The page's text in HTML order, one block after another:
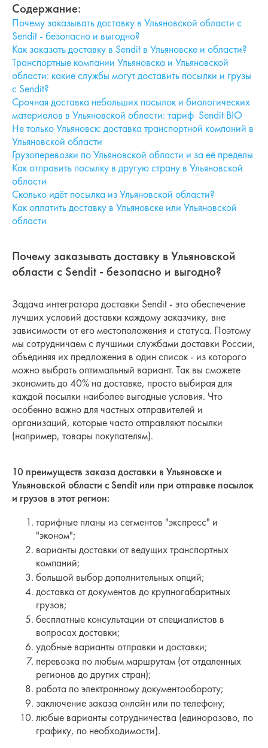
Содержание:
Почему заказывать доставку в Ульяновской области с
Sendit - безопасно и выгодно?
Как заказать доставку в Sendit в Ульяновске и области?
Транспортные компании Ульяновска и Ульяновской
области: какие службы могут доставить посылки и грузы
с Sendit?
Срочная доставка небольших посылок и биологических
материалов в Ульяновской области: тариф Sendit BIO
Не только Ульяновск: доставка транспортной компаний в
Ульяновской области
Грузоперевозки по Ульяновской области и за её пределы
Как отправить посылку в другую страну в Ульяновской
области
Сколько идёт посылка из Ульяновской области?
Как оплатить доставку в Ульяновске или Ульяновской
области
Почему заказывать доставку в Ульяновской
области с Sendit - безопасно и выгодно?
Задача интегратора доставки Sendit - это обеспечение
лучших условий доставки каждому заказчику, вне
зависимости от его местоположения и статуса. Поэтому
мы сотрудничаем с лучшими службами доставки России,
объединяя их предложения в один список - из которого
можно выбрать оптимальный вариант. Так вы сможете
экономить до 40% на доставке, просто выбирая для
каждой посылки наиболее выгодные условия. Что
особенно важно для частных отправителей и
организаций, которые часто отправляют посылки
(например, товары покупателям).
10 преимуществ заказа доставки в Ульяновске и
Ульяновской области с Sendit или при отправке посылок
и грузов в этот регион:
тарифные планы из сегментов "экспресс" и
"эконом";
варианты доставки от ведущих транспортных
компаний;
большой выбор дополнительных опций;
доставка от документов до крупногабаритных
грузов;
бесплатные консультации от специалистов в
вопросах доставки;
удобные варианты отправки и доставки;
перевозка по любым маршрутам (от отдаленных
регионов до других стран);
работа по электронному документообороту;
заключение заказа онлайн или по телефону;
любые варианты сотрудничества (единоразово, по
графику, по необходимости).